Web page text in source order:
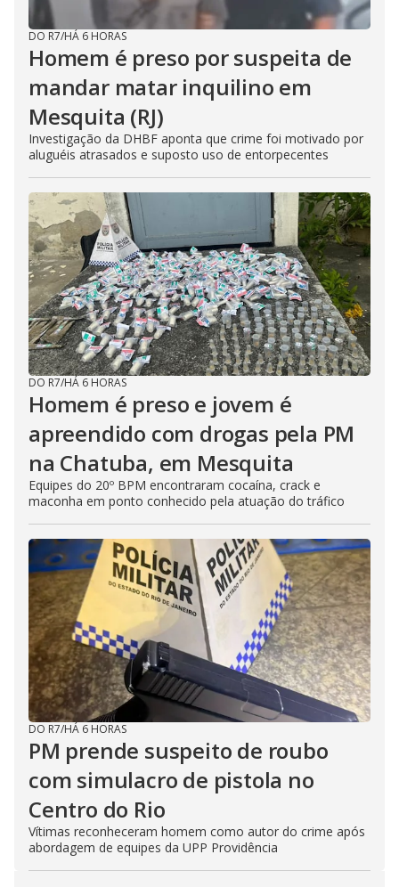
DO R7/HÁ 6 HORAS
Homem é preso por suspeita de
mandar matar inquilino em
Mesquita (RJ)
Investigação da DHBF aponta que crime foi motivado por
aluguéis atrasados e suposto uso de entorpecentes
DO R7/HÁ 6 HORAS
Homem é preso e jovem é
apreendido com drogas pela PM
na Chatuba, em Mesquita
Equipes do 20º BPM encontraram cocaína, crack e
maconha em ponto conhecido pela atuação do tráfico
DO R7/HÁ 6 HORAS
PM prende suspeito de roubo
com simulacro de pistola no
Centro do Rio
Vítimas reconheceram homem como autor do crime após
abordagem de equipes da UPP Providência